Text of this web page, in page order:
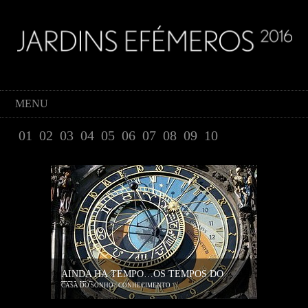
MENU
01 02 03 04 05 06 07 08 09 10
AINDA HÁ TEMPO…OS TEMPOS DO
TEMPO
CASA DO SONHO / CONHECIMENTO